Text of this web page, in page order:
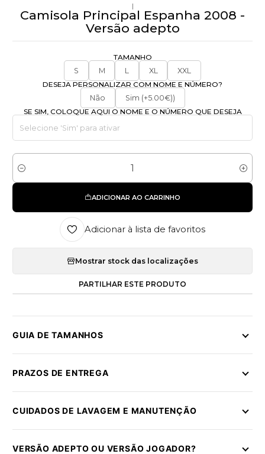
|
Camisola Principal Espanha 2008 -
Versão adepto
TAMANHO
S
M L XL
XXL
DESEJA PERSONALIZAR COM NOME E NÚMERO?
Não
Sim (+5.00€))
SE SIM, COLOQUE AQUI O NOME E O NÚMERO QUE DESEJA
Quantidade
ADICIONAR AO CARRINHO
Adicionar à lista de favoritos
Mostrar stock das localizações
PARTILHAR ESTE PRODUTO
GUIA DE TAMANHOS
PRAZOS DE ENTREGA
CUIDADOS DE LAVAGEM E MANUTENÇÃO
VERSÃO ADEPTO OU VERSÃO JOGADOR?